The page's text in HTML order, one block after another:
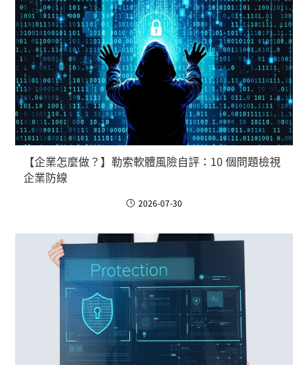
【企業怎麼做？】勒索軟體風險自評：10 個問題檢視
企業防線
2026-07-30